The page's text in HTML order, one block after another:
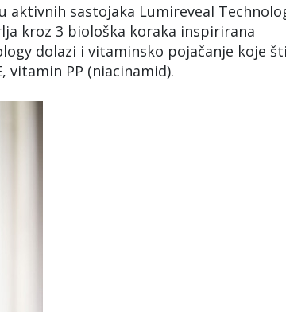
sastojaka Lumireveal
kroz 3 biološka koraka inspirirana
dolazi i vitaminsko pojačanje koje
vitamin PP (niacinamid).